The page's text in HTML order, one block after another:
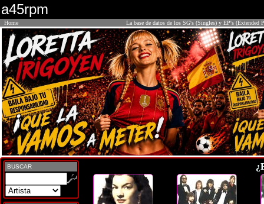
a45rpm
Home La base de datos de los SG's (Singles) y EP's (Extended
BUSCAR